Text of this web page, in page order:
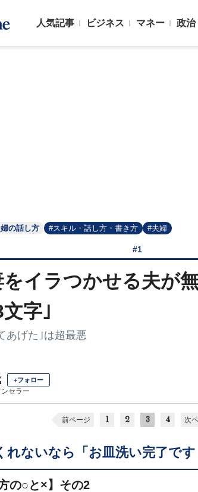
人気記事 ビジネス マネー 政治
の話し方 #スキル・話し方・書き方 #夫婦
#1
イラつかせる夫が
字｣
あげた｣は超最悪
+フォロー
セラー
前ページ 1 2 3 4 次
れないなら「お皿洗い完了で
の○と×】その2